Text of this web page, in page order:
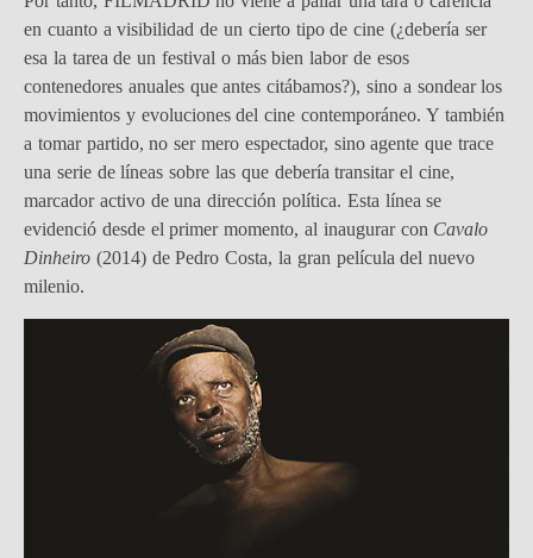
en cuanto a visibilidad de un cierto tipo de cine (¿debería ser
esa la tarea de un festival o más bien labor de esos
contenedores anuales que antes citábamos?), sino a sondear los
movimientos y evoluciones del cine contemporáneo. Y también
a tomar partido, no ser mero espectador, sino agente que trace
una serie de líneas sobre las que debería transitar el cine,
marcador activo de una dirección política. Esta línea se
evidenció desde el primer momento, al inaugurar con Cavalo
Dinheiro (2014) de Pedro Costa, la gran película del nuevo
milenio.